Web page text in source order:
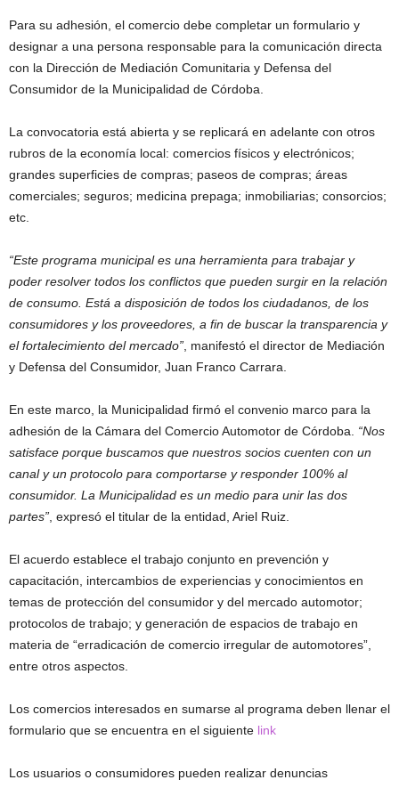
Para su adhesión, el comercio debe completar un formulario y
designar a una persona responsable para la comunicación directa
con la Dirección de Mediación Comunitaria y Defensa del
Consumidor de la Municipalidad de Córdoba.
La convocatoria está abierta y se replicará en adelante con otros
rubros de la economía local: comercios físicos y electrónicos;
grandes superficies de compras; paseos de compras; áreas
comerciales; seguros; medicina prepaga; inmobiliarias; consorcios;
etc.
“Este programa municipal es una herramienta para trabajar y
poder resolver todos los conflictos que pueden surgir en la relación
de consumo. Está a disposición de todos los ciudadanos, de los
consumidores y los proveedores, a fin de buscar la transparencia y
el fortalecimiento del mercado” , manifestó el director de Mediación
y Defensa del Consumidor, Juan Franco Carrara.
En este marco, la Municipalidad firmó el convenio marco para la
adhesión de la Cámara del Comercio Automotor de Córdoba. “Nos
satisface porque buscamos que nuestros socios cuenten con un
canal y un protocolo para comportarse y responder 100% al
consumidor. La Municipalidad es un medio para unir las dos
partes” , expresó el titular de la entidad, Ariel Ruiz.
El acuerdo establece el trabajo conjunto en prevención y
capacitación, intercambios de experiencias y conocimientos en
temas de protección del consumidor y del mercado automotor;
protocolos de trabajo; y generación de espacios de trabajo en
materia de “erradicación de comercio irregular de automotores”,
entre otros aspectos.
Los comercios interesados en sumarse al programa deben llenar el
formulario que se encuentra en el siguiente link
Los usuarios o consumidores pueden realizar denuncias